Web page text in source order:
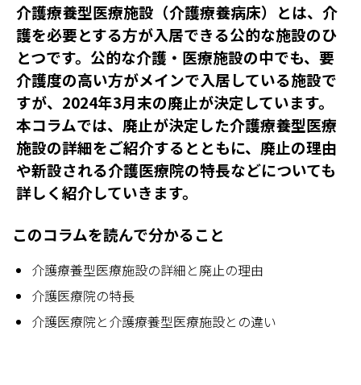
介護療養型医療施設（介護療養病床）とは、介
護を必要とする方が入居できる公的な施設のひ
とつです。公的な介護・医療施設の中でも、要
介護度の高い方がメインで入居している施設で
すが、2024年3月末の廃止が決定しています。
本コラムでは、廃止が決定した介護療養型医療
施設の詳細をご紹介するとともに、廃止の理由
や新設される介護医療院の特長などについても
詳しく紹介していきます。
このコラムを読んで分かること
介護療養型医療施設の詳細と廃止の理由
介護医療院の特長
介護医療院と介護療養型医療施設との違い